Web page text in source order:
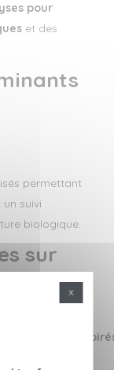
pour
et des
permettant
suivi
biologique.
sur
sur
X